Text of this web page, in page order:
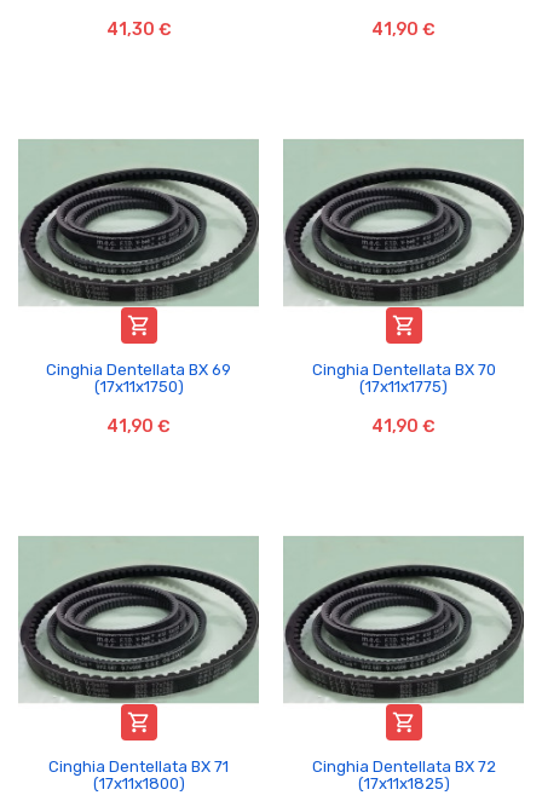
41,30 € 41,90 €

Cinghia Dentellata BX 69
(17x11x1750)
41,90 €

Cinghia Dentellata BX 70
(17x11x1775)
41,90 €

Cinghia Dentellata BX 71
(17x11x1800)

Cinghia Dentellata BX 72
(17x11x1825)